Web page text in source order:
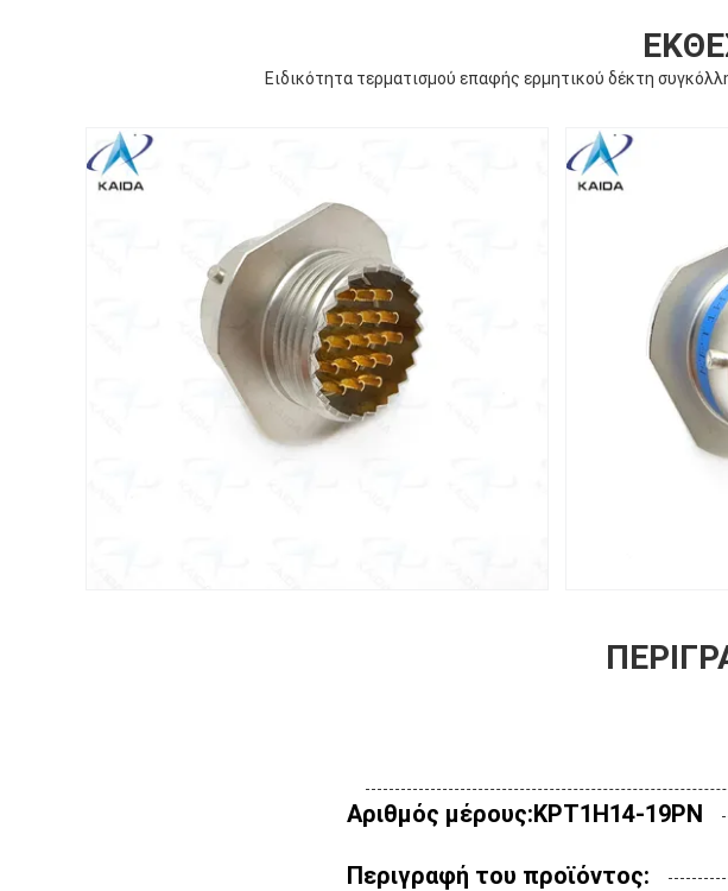
Ειδικότητα τερματισμού επαφής ερμητικού δέκτη
Αριθμός μέρους:KPT1H14-19PN
Περιγραφή του προϊόντος: